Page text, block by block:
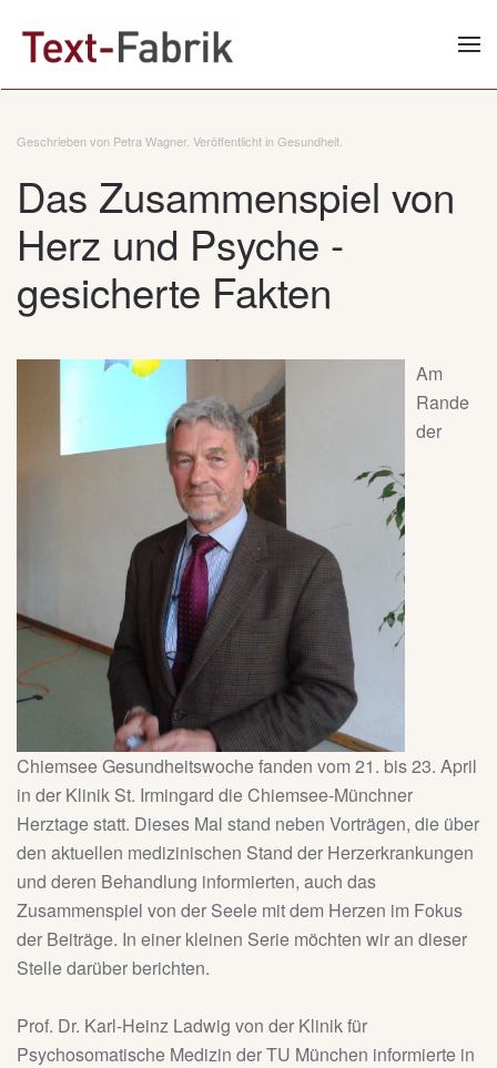
Zum Hauptinhalt springen
Geschrieben von Petra Wagner. Veröffentlicht inGesundheit
Das Zusammenspiel von
Herz und Psyche -
gesicherte Fakten
Am
Rande
der
Chiemsee Gesundheitswoche fanden vom 21. bis 23. April
in der Klinik St. Irmingard die Chiemsee-Münchner
Herztage statt. Dieses Mal stand neben Vorträgen, die über
den aktuellen medizinischen Stand der Herzerkrankungen
und deren Behandlung informierten, auch das
Zusammenspiel von der Seele mit dem Herzen im Fokus
der Beiträge. In einer kleinen Serie möchten wir an dieser
Stelle darüber berichten.
Prof. Dr. Karl-Heinz Ladwig von der Klinik für
Psychosomatische Medizin der TU München informierte in